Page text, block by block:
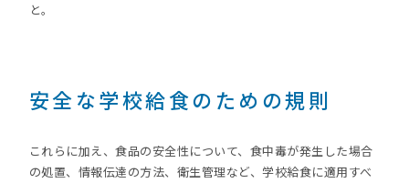
と。
安全な学校給食のための規則
これらに加え、食品の安全性について、食中毒が発生した場合
の処置、情報伝達の方法、衛生管理など、学校給食に適用すべ